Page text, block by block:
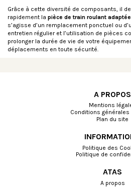
Grâce à cette diversité de composants, il
rapidement la pièce de train roulant
s’agisse d’un remplacement ponctuel ou
entretien régulier et l’utilisation de pièces
prolonger la durée de vie de votre
déplacements en toute sécurité.
A PROPOS
Mentions
Conditions générales
Plan du site
Politique des
Politique de
ATAS
A propos